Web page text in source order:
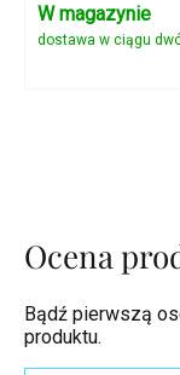
W magazynie
Ocena
Bądź pierwszą
produktu.